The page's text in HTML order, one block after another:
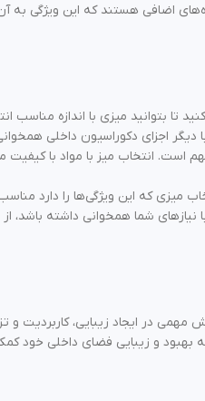
اضافی هستند که این ویژگی به
تا بتوانید میزی با اندازه
دیگر اجزای دکوراسیون داخلی
انتخاب میز با مواد با کیفیت
میزی که این ویژگی‌ها را دارد
نیازهای شما همخوانی داشته
مهمی در ایجاد زیبایی، کاربردیت
بهبود و زیبایی فضای داخلی خود